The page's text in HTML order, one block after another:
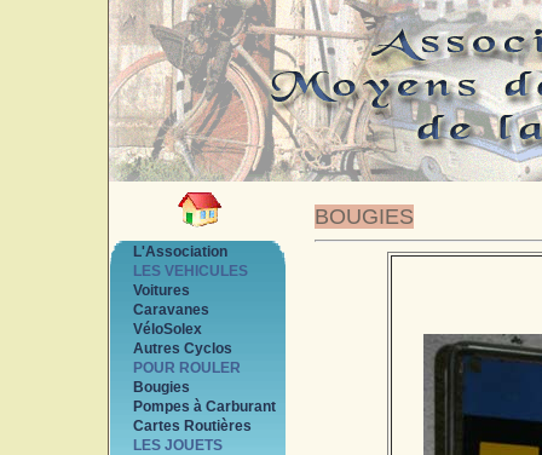
BOUGIES
L'Association
LES VEHICULES
Voitures
Caravanes
VéloSolex
Autres Cyclos
POUR ROULER
Bougies
Pompes à Carburant
Cartes Routières
LES JOUETS